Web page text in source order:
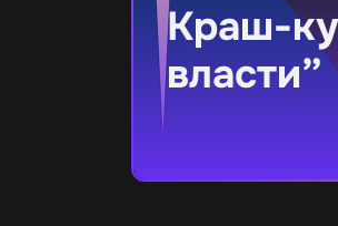
Краш-
власти”